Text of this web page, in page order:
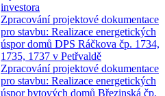
investora
Zpracování projektové dokumentace
pro stavbu: Realizace energetických
úspor domů DPS Ráčkova čp. 1734,
1735, 1737 v Petřvaldě
Zpracování projektové dokumentace
pro stavbu: Realizace energetických
úspor bytových domů Březinská čp.